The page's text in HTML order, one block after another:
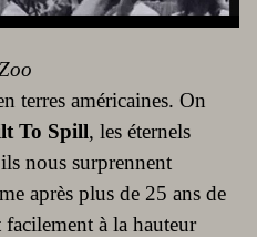
terres américaines. On
To Spill, les éternels
nous surprennent
après plus de 25 ans de
facilement à la hauteur